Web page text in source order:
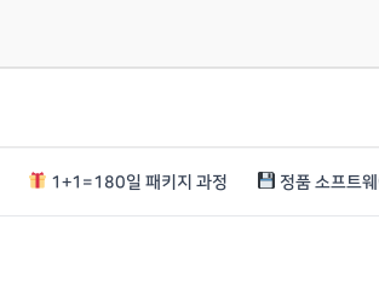
1+1=180일 패키지 과정 정품 소프트